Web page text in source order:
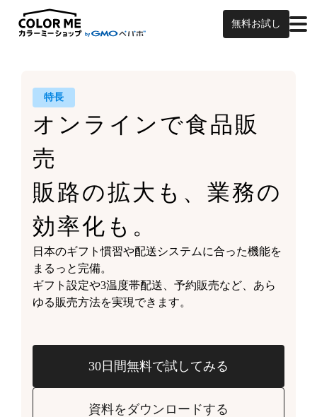
無料お試し
特長
オンラインで食品販
売
販路の拡大も、業務の
効率化も。
日本のギフト慣習や配送システムに合った機能を
まるっと完備。
ギフト設定や3温度帯配送、予約販売など、 あら
ゆる販売方法を実現できます。
30日間無料で試してみる
資料をダウンロードする